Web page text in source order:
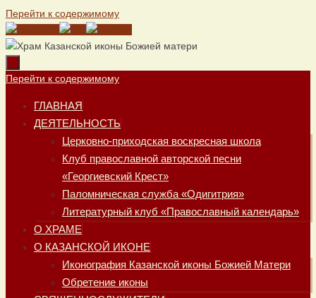
Перейти к содержимому
Перейти к содержимому
ГЛАВНАЯ
ДЕЯТЕЛЬНОСТЬ
Церковно-приходская воскресная школа
Клуб православной авторской песни
«Георгиевский Крест»
Паломническая служба «Одигитрия»
Литературный клуб «Православный календарь»
О ХРАМЕ
О КАЗАНСКОЙ ИКОНЕ
Иконография Казанской иконы Божией Матери
Обретение иконы